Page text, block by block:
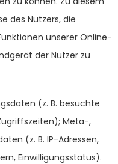
des Nutzers, die
unserer Online-
der Nutzer zu
(z. B. besuchte
Meta-,
(z. B. IP-Adressen,
Einwilligungsstatus).